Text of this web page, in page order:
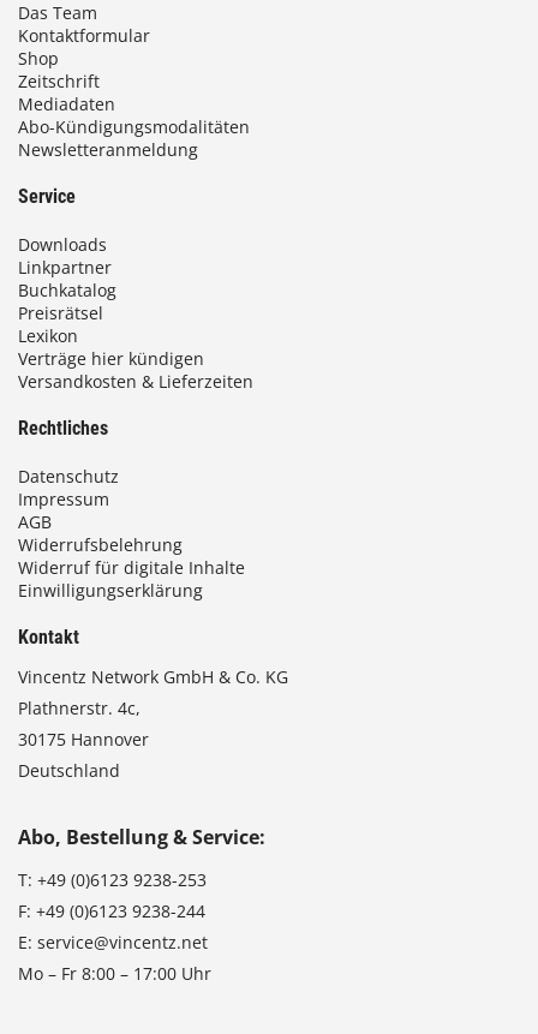
Das Team
Kontaktformular
Shop
Zeitschrift
Mediadaten
Abo-Kündigungsmodalitäten
Newsletteranmeldung
Service
Downloads
Linkpartner
Buchkatalog
Preisrätsel
Lexikon
Verträge hier kündigen
Versandkosten & Lieferzeiten
Rechtliches
Datenschutz
Impressum
AGB
Widerrufsbelehrung
Widerruf für digitale Inhalte
Einwilligungserklärung
Kontakt
Vincentz Network GmbH & Co. KG
Plathnerstr. 4c,
30175 Hannover
Deutschland
Abo, Bestellung & Service:
T: +49 (0)6123 9238-253
F: +49 (0)6123 9238-244
E: service@vincentz.net
Mo – Fr 8:00 – 17:00 Uhr